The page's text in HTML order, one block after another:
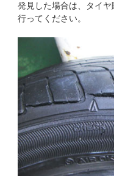
発見した場合は、タイ
行ってください。